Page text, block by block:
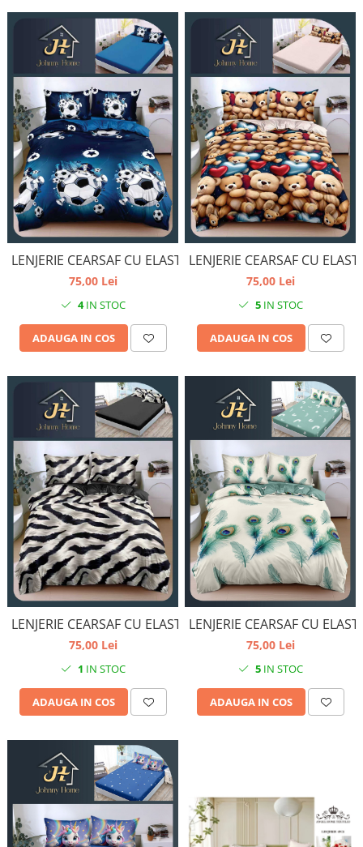
LENJERIE CEARSAF CU ELASTIC
75,00 Lei
4IN STOC
ADAUGA IN COS
LENJERIE CEARSAF CU
75,00 Lei
5IN STOC
ADAUGA IN COS
LENJERIE CEARSAF CU ELASTIC
75,00 Lei
1 IN STOC
ADAUGA IN COS
LENJERIE CEARSAF CU
75,00 Lei
5IN STOC
ADAUGA IN COS